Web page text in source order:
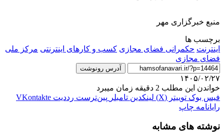
منبع خبرگزاری مهر
برچسب ها
اینترنت حکمرانی فضای مجازی کسب و کارهای اینترنتی مرکز ملی
فضای مجازی
آدرس رونوشت
۱۴۰۵/۰۲/۲۷
خواندن این مطلب 2 دقیقه زمان میبرد
فیس بوک توییتر (X) لینکدین ‫تامبلر ‫پین‌ترست ‫رددیت ‫VKontakte
رایانامه چاپ
نوشته های مشابه